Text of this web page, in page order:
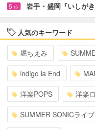
5 位 岩手・盛岡『いしが
人気のキーワード
堀ちえみ
indigo la End
洋楽POPS 洋楽
SUMMER SONICライブ